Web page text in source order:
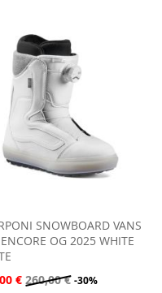
LISTA
DESIDERI
SNOWBOARD VANS
OG 2025 WHITE
€ 260,00 € -30%